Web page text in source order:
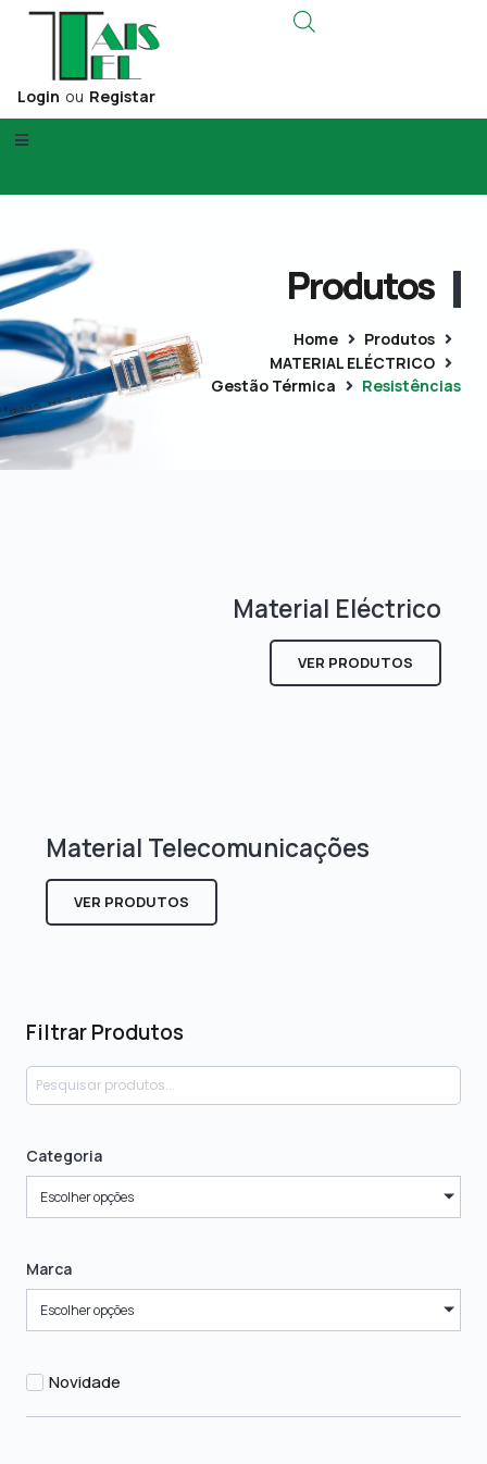
Login ou Registar
Produtos
Home
Produtos
MATERIAL ELÉCTRICO
Gestão Térmica
Resistências
Filtrar Produtos
Categoria
Escolher opções
Marca
Escolher opções
Novidade
Material Eléctrico
VER PRODUTOS
Material Telecomunicações
VER PRODUTOS